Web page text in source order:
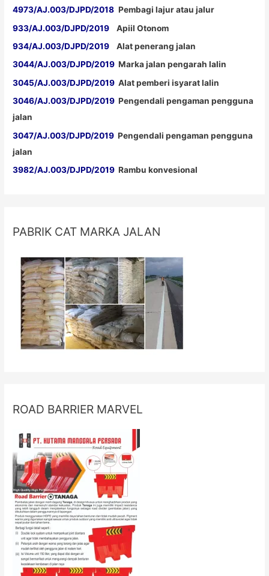
4973/AJ.003/DJPD/2018 Pembagi lajur atau jalur
933/AJ.003/DJPD/2019 Apiil Otonom
934/AJ.003/DJPD/2019 Alat penerang jalan
3044/AJ.003/DJPD/2019 Marka jalan pengarah lalin
3045/AJ.003/DJPD/2019 Alat pemberi isyarat lalin
3046/AJ.003/DJPD/2019 Pengendali pengaman pengguna
jalan
3047/AJ.003/DJPD/2019 Pengendali pengaman pengguna
jalan
3982/AJ.003/DJPD/2019 Rambu konvesional
PABRIK CAT MARKA JALAN
ROAD BARRIER MARVEL